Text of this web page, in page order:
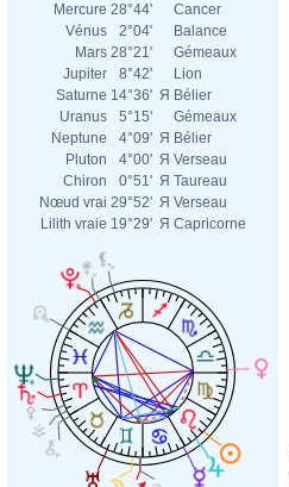
Mercure 28°44'
Cancer
Vénus
2°04'
Balance
Mars 28°21'
Gémeaux
Jupiter
8°42'
Lion
Saturne 14°36' Я Bélier
Uranus
5°15'
Gémeaux
Neptune
4°09' Я Bélier
Pluton
4°00' Я Verseau
Chiron
0°51' Я Taureau
Nœud vrai 29°52' Я Verseau
Lilith vraie 19°29' Я Capricorne